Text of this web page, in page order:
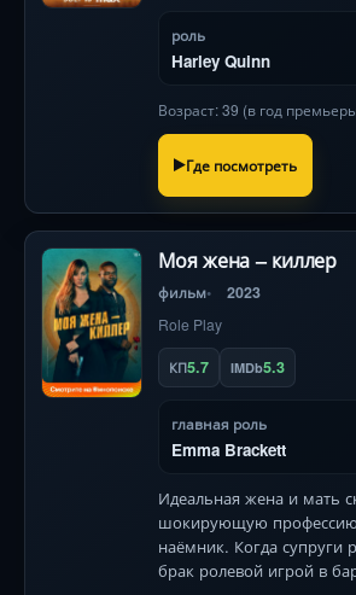
роль
Harley Quinn
Возраст: 39 (в год
Где посмотреть
Моя жена – киллер
фильм 2023
Role Play
КП5.7 IMDb5.3
главная роль
Emma Brackett
Идеальная жена и мать
шокирующую
наёмник. Когда супруги
брак ролевой игрой в